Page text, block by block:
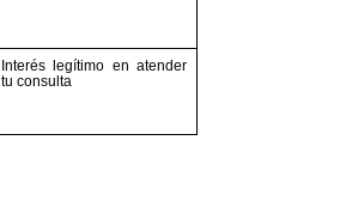
Interés legítimo en atender
tu consulta